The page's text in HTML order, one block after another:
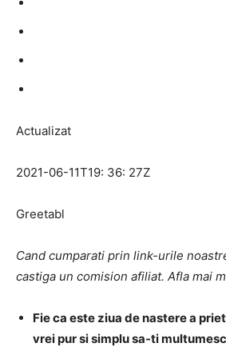
Actualizat
2021-06-11T19: 36: 27Z
Greetabl
Cand cumparati prin link-urile
castiga un comision afiliat. Afla mai
Fie ca este ziua de nastere a
vrei pur si simplu sa-ti